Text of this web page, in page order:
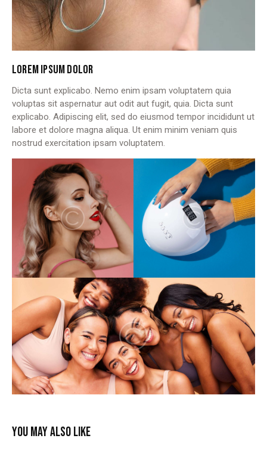
LOREM IPSUM DOLOR
Dicta sunt explicabo. Nemo enim ipsam voluptatem quia
voluptas sit aspernatur aut odit aut fugit, quia. Dicta sunt
explicabo. Adipiscing elit, sed do eiusmod tempor incididunt ut
labore et dolore magna aliqua. Ut enim minim veniam quis
nostrud exercitation ipsam voluptatem.
YOU MAY ALSO LIKE